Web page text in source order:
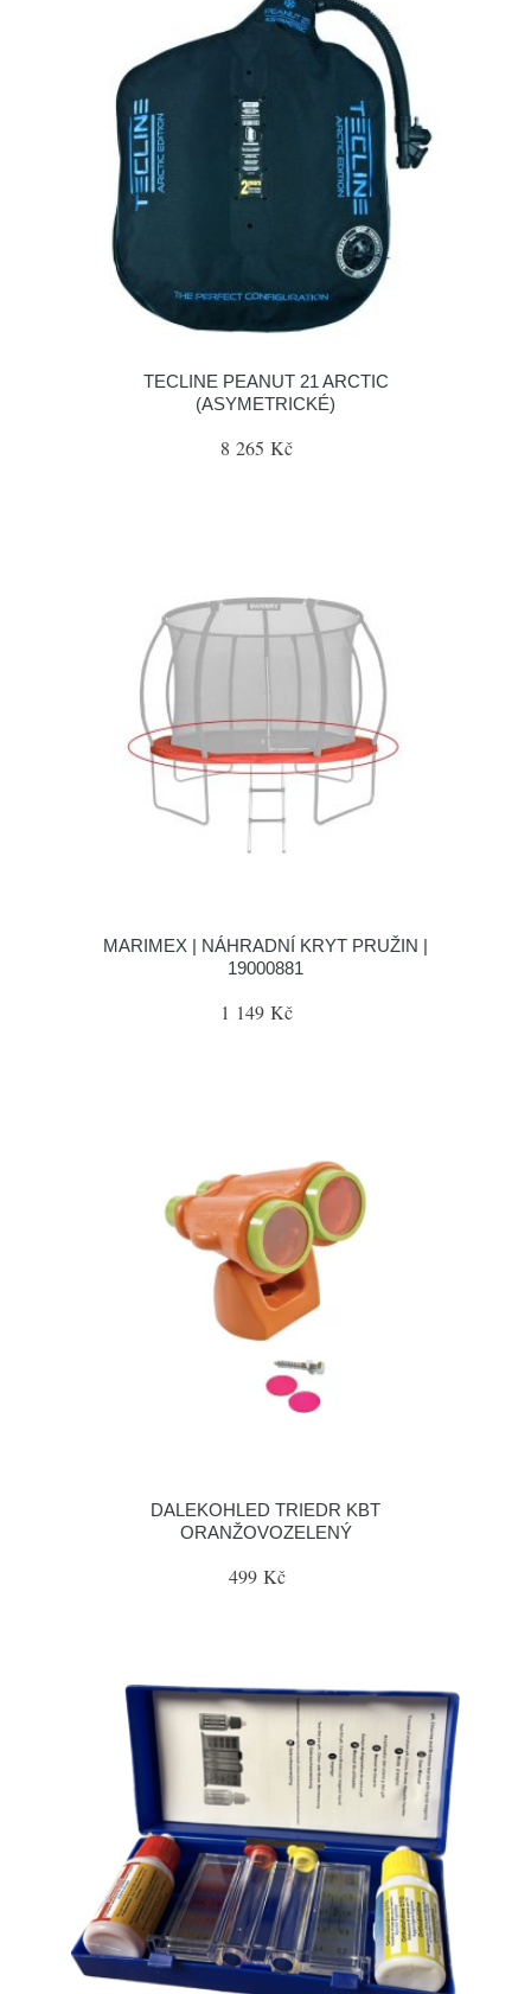
TECLINE PEANUT 21 ARCTIC
(ASYMETRICKÉ)
8 265 Kč
MARIMEX | NÁHRADNÍ KRYT PRUŽIN |
19000881
1 149 Kč
DALEKOHLED TRIEDR KBT
ORANŽOVOZELENÝ
499 Kč